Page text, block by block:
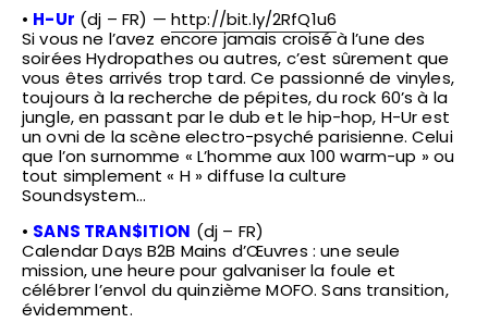
• H-Ur (dj – FR) — http://bit.ly/2RfQ1u6
Si vous ne l’avez encore jamais croisé à l’une des
soirées Hydropathes ou autres, c’est sûrement que
vous êtes arrivés trop tard. Ce passionné de vinyles,
toujours à la recherche de pépites, du rock 60’s à la
jungle, en passant par le dub et le hip-hop, H-Ur est
un ovni de la scène electro-psyché parisienne. Celui
que l’on surnomme « L’homme aux 100 warm-up » ou
tout simplement « H » diffuse la culture
Soundsystem…
• SANS TRAN$ITION (dj – FR)
Calendar Days B2B Mains d’Œuvres : une seule
mission, une heure pour galvaniser la foule et
célébrer l’envol du quinzième MOFO. Sans transition,
évidemment.